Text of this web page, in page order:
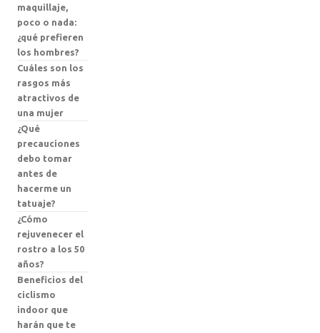
maquillaje,
poco o nada:
¿qué prefieren
los hombres?
Cuáles son los
rasgos más
atractivos de
una mujer
¿Qué
precauciones
debo tomar
antes de
hacerme un
tatuaje?
¿Cómo
rejuvenecer el
rostro a los 50
años?
Beneficios del
ciclismo
indoor que
harán que te